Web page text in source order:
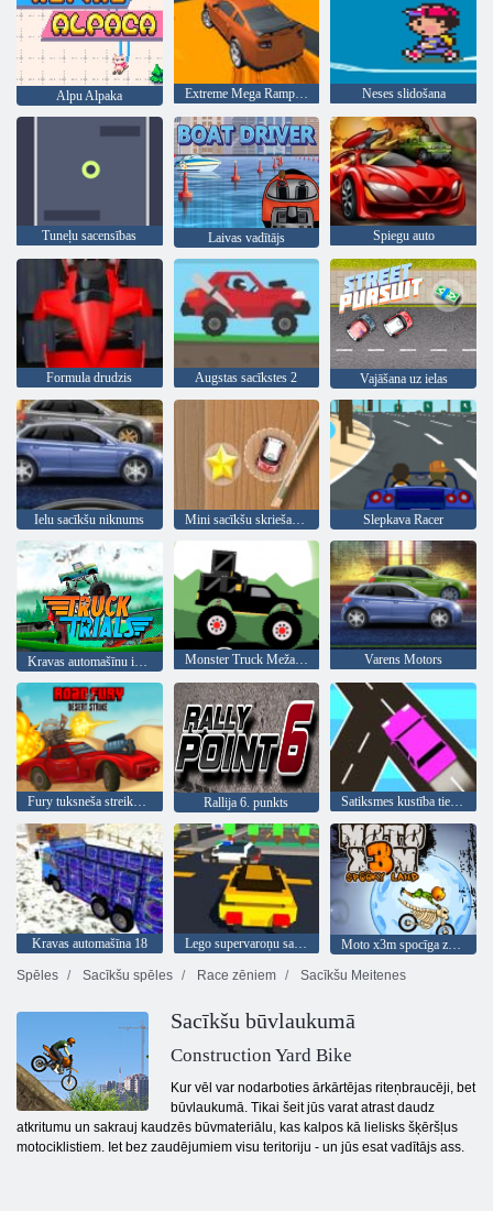
Alpu Alpaka Extreme Mega Ramp Race Neses slidošana
Tuneļu sacensības Laivas vadītājs Spiegu auto
Formula drudzis Augstas sacīkstes 2 Vajāšana uz ielas
Ielu sacīkšu niknums Mini sacīkšu skriešanās Slepkava Racer
Monster Truck Meža Piegāde Varens Motors
Fury tuksneša streika ceļš Rallija 6. punkts Satiksmes kustība tiešsaistē
Kravas automašīna 18 Lego supervaroņu sacīkstes
Moto x3m spocīga zeme
Spēles
Sacīkšu spēles Race zēniem Sacīkšu Meitenes
Sacīkšu būvlaukumā
Construction Yard Bike
Kur vēl var nodarboties ārkārtējas riteņbraucēji, bet
būvlaukumā. Tikai šeit jūs varat atrast daudz
atkritumu un sakrauj kaudzēs būvmateriālu, kas kalpos kā lielisks šķēršļus
motociklistiem. Iet bez zaudējumiem visu teritoriju - un jūs esat vadītājs ass.